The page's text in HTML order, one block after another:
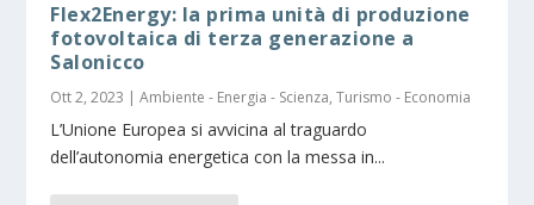
Flex2Energy: la prima unità di produzione
fotovoltaica di terza generazione a
Salonicco
Ott 2, 2023 |Ambiente - Energia - Scienza,Turismo - Economia
L’Unione Europea si avvicina al traguardo
dell’autonomia energetica con la messa in...